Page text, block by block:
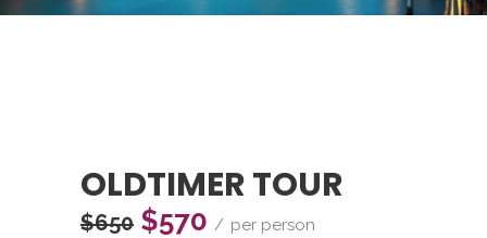
OLDTIMER TOUR
$650 $570 per person